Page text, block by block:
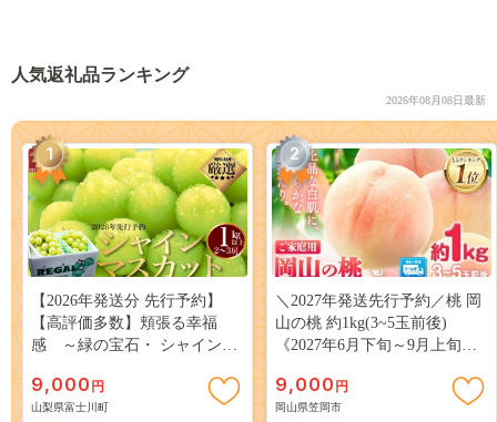
人気返礼品ランキング
2026年08月08日最新
1
【2026年発送分 先行予約】
【高評価多数】頬張る幸福
感 ～緑の宝石・ シャインマ
３房） フルーツ 山梨県産 果
物 くだもの シャイン マスカ
9,000 円
山梨県富士川町
2
＼2027年発送先行予約／桃 岡
山の桃 約1kg(3~5玉前後)
《2027年6月下旬～9月上旬頃
岡山 はくとう スイーツ フル
ーツ 果物 デザート 旬 モモ も
9,000 円
岡山県笠岡市